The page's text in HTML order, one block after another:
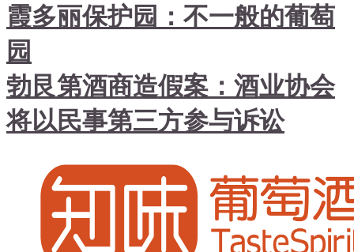
霞多丽保护园：不一般的葡萄
园
勃艮第酒商造假案：酒业协会
将以民事第三方参与诉讼